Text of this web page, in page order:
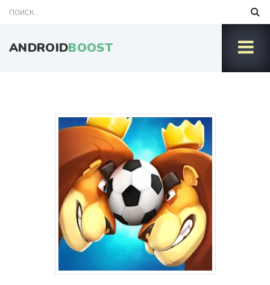
ANDROIDBOOST